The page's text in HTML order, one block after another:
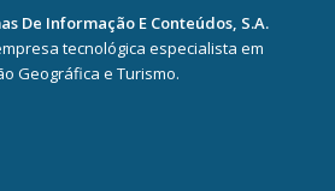
De Informação E Conteúdos, S.A.
tecnológica especialista em
Geográfica e Turismo.